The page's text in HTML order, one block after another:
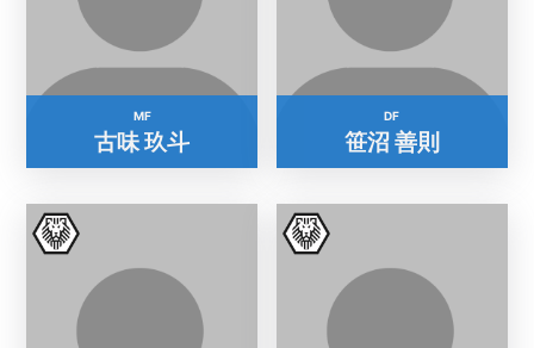
MF
古味 玖斗
DF
笹沼 善則